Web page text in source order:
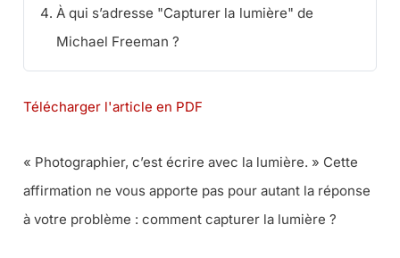
À qui s’adresse "Capturer la lumière" de
Michael Freeman ?
Télécharger l'article en PDF
« Photographier, c’est écrire avec la lumière. » Cette
affirmation ne vous apporte pas pour autant la réponse
à votre problème : comment capturer la lumière ?